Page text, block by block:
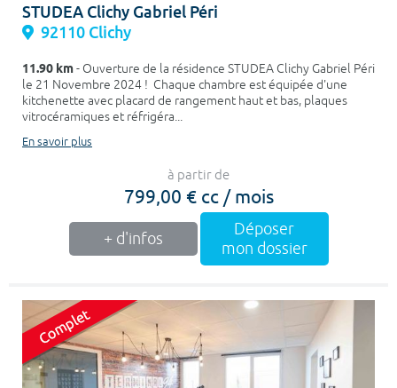
STUDEA Clichy Gabriel Péri
92110 Clichy
11.90 km- Ouverture de la résidence STUDEA Clichy Gabriel Péri
le 21 Novembre 2024 ! Chaque chambre est équipée d'une
kitchenette avec placard de rangement haut et bas, plaques
vitrocéramiques et réfrigéra...
En savoir plus
à partir de
799,00 € cc / mois
+ d'infos
Déposer
mon dossier